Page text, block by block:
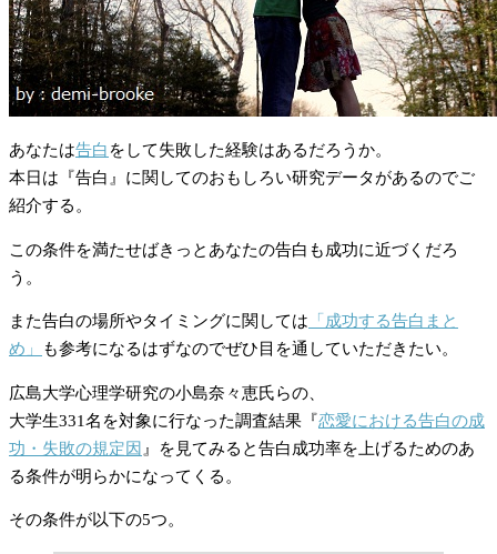
あなたは告白 をして失敗した経験はあるだろうか。
本日は『告白』に関してのおもしろい研究データがあるのでご
紹介する。
この条件を満たせばきっとあなたの告白も成功に近づくだろ
う。
また告白の場所やタイミングに関しては 「成功する告白まと
め」
も参考になるはずなのでぜひ目を通していただきたい。
広島大学心理学研究の小島奈々恵氏らの、
大学生331名を対象に行なった調査結果『恋愛における告白の成
功・失敗の規定因 』を見てみると告白成功率を上げるためのあ
る条件が明らかになってくる。
その条件が以下の5つ。